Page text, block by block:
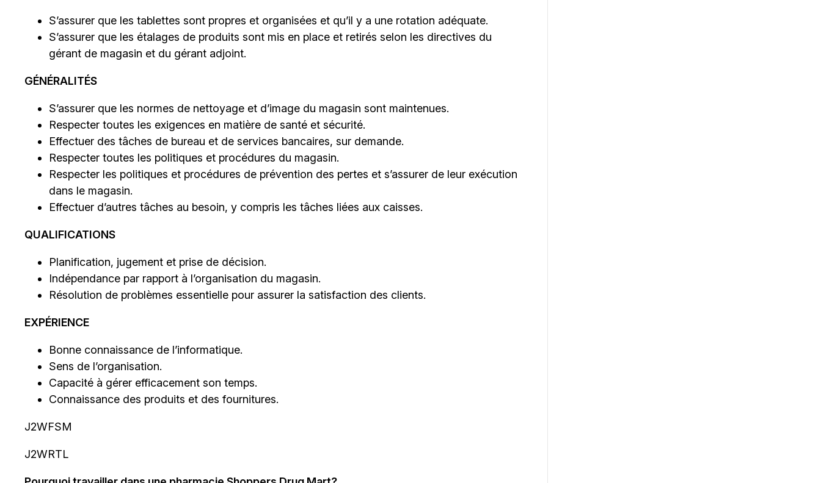
S’assurer que les tablettes sont propres et organisées et qu’il y a une rotation adéquate.
S’assurer que les étalages de produits sont mis en place et retirés selon les directives du
gérant de magasin et du gérant adjoint.
GÉNÉRALITÉS
S’assurer que les normes de nettoyage et d’image du magasin sont maintenues.
Respecter toutes les exigences en matière de santé et sécurité.
Effectuer des tâches de bureau et de services bancaires, sur demande.
Respecter toutes les politiques et procédures du magasin.
Respecter les politiques et procédures de prévention des pertes et s’assurer de leur exécution
dans le magasin.
Effectuer d’autres tâches au besoin, y compris les tâches liées aux caisses.
QUALIFICATIONS
Planification, jugement et prise de décision.
Indépendance par rapport à l’organisation du magasin.
Résolution de problèmes essentielle pour assurer la satisfaction des clients.
EXPÉRIENCE
Bonne connaissance de l’informatique.
Sens de l’organisation.
Capacité à gérer efficacement son temps.
Connaissance des produits et des fournitures.
J2WFSM
J2WRTL